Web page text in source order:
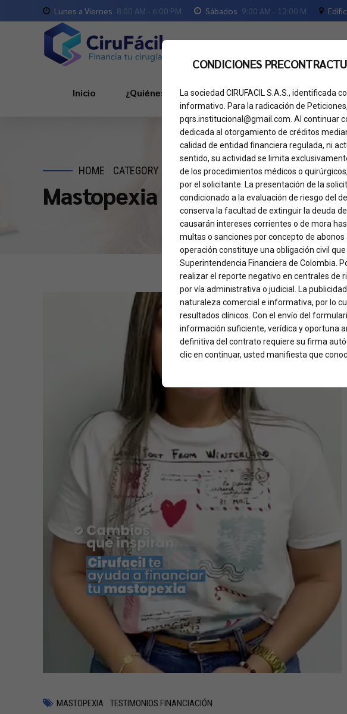
Lunes a Viernes 8:00 AM - 6:00 PM Sábados 9:00 AM - 12:00 M
Inicio ¿Quiénes Somos? Servicios Tu
HOME CATEGORY
Mastopexia
MASTOPEXIA TESTIMONIOS FINANCIACIÓN
CONDICIONES
La sociedad CIRUFACIL S.A.S.,
informativo. Para la radicación de
pqrs.institucional@gmail.com. Al continuar
dedicada al otorgamiento de créditos
calidad de entidad financiera regulada, ni
sentido, su actividad se limita
de los procedimientos médicos o
por el solicitante. La presentación de la
condicionado a la evaluación de riesgo del
conserva la facultad de extinguir la deuda
causarán intereses corrientes o de mora
multas o sanciones por concepto de
operación constituye una obligación civil
Superintendencia Financiera de Colombia.
realizar el reporte negativo en centrales de
por vía administrativa o judicial. La
naturaleza comercial e informativa, por lo
resultados clínicos. Con el envío del
información suficiente, verídica y oportuna
definitiva del contrato requiere su firma
clic en continuar, usted manifiesta que